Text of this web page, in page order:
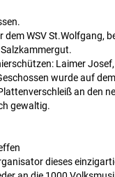
WSV St.Wolfgang,
Laimer
wurde auf dem
an den
gewaltig.
dieses